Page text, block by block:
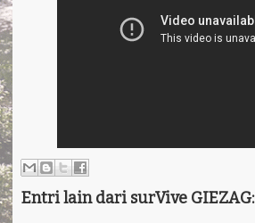
Entri lain dari surVive GIEZAG: